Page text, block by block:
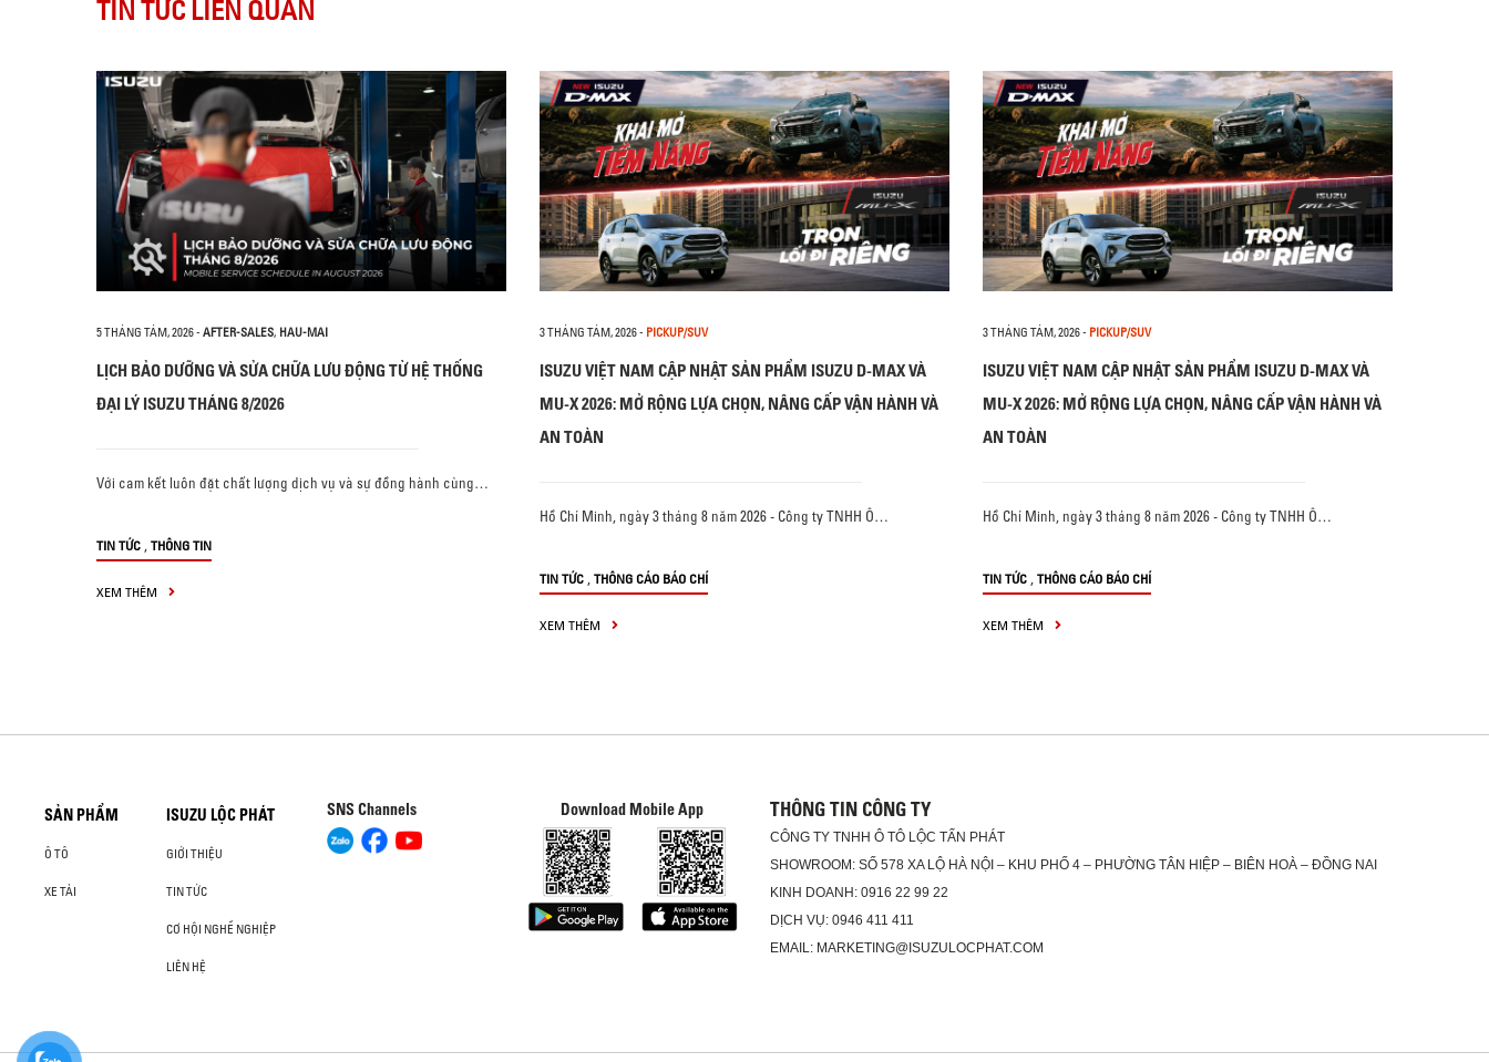
TIN TỨC LIÊN QUAN
5 THÁNG TÁM, 2026- AFTER-SALES, HAU-MAI
LỊCH BẢO DƯỠNG VÀ SỬA CHỮA LƯU ĐỘNG TỪ HỆ THỐNG
ĐẠI LÝ ISUZU THÁNG 8/2026
Với cam kết luôn đặt chất lượng dịch vụ và sự đồng hành cùng…
TIN TỨC , THÔNG TIN
XEM THÊM
3 THÁNG TÁM, 2026- PICKUP/SUV
ISUZU VIỆT NAM CẬP NHẬT SẢN PHẨM ISUZU D-MAX VÀ
MU-X 2026: MỞ RỘNG LỰA CHỌN, NÂNG CẤP VẬN HÀNH VÀ
AN TOÀN
Hồ Chí Minh, ngày 3 tháng 8 năm 2026 - Công ty TNHH Ô…
TIN TỨC , THÔNG CÁO BÁO CHÍ
XEM THÊM
3 THÁNG TÁM, 2026- PICKUP/SUV
ISUZU VIỆT NAM CẬP NHẬT SẢN PHẨM ISUZU D-MAX VÀ
MU-X 2026: MỞ RỘNG LỰA CHỌN, NÂNG CẤP VẬN HÀNH VÀ
AN TOÀN
Hồ Chí Minh, ngày 3 tháng 8 năm 2026 - Công ty TNHH Ô…
TIN TỨC , THÔNG CÁO BÁO CHÍ
XEM THÊM
SẢN PHẨM
Ô TÔ
XE TẢI
ISUZU LỘC PHÁT
GIỚI THIỆU
TIN TỨC
CƠ HỘI NGHỀ NGHIỆP
LIÊN HỆ
SNS Channels Download Mobile App THÔNG TIN CÔNG TY
CÔNG TY TNHH Ô TÔ LỘC TẤN PHÁT
SHOWROOM: SỐ 578 XA LỘ HÀ NỘI – KHU PHỐ 4 – PHƯỜNG TÂN HIỆP – BIÊN HOÀ – ĐỒNG NAI
KINH DOANH: 0916 22 99 22
DỊCH VỤ: 0946 411 411
EMAIL: MARKETING@ISUZULOCPHAT.COM